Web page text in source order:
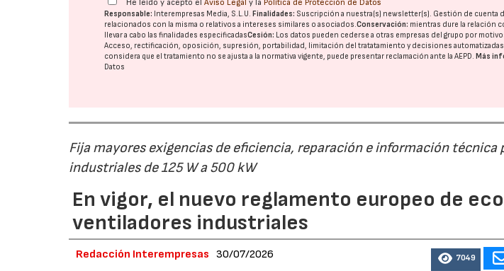
He leído y acepto elAviso Legal y la Política de Protección de Datos
Responsable: Interempresas Media, S.L.U. Finalidades: Suscripción a nuestra(s) newsletter(s). Gestión de cuenta
relacionados con la misma o relativos a intereses similares o asociados.Conservación: mientras dure la relación
llevar a cabo las finalidades especificadasCesión: Los datos pueden cederse a otras empresas del grupo por
Acceso, rectificación, oposición, supresión, portabilidad, limitación del tratatamiento y decisiones
considera que el tratamiento no se ajusta a la normativa vigente, puede presentar reclamación ante laAEPD. Más
Datos
Fija mayores exigencias de eficiencia, reparación e información técnica
industriales de 125 W a 500 kW
En vigor, el nuevo reglamento europeo de
ventiladores industriales
Redacción Interempresas 30/07/2026 7049
28/07/2026